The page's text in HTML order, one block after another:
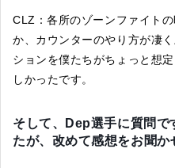
CLZ：各所のゾーンファイト
か、カウンターのやり方が凄
ションを僕たちがちょっと想
しかったです。
そして、Dep選手に質問で
たが、改めて感想をお聞か